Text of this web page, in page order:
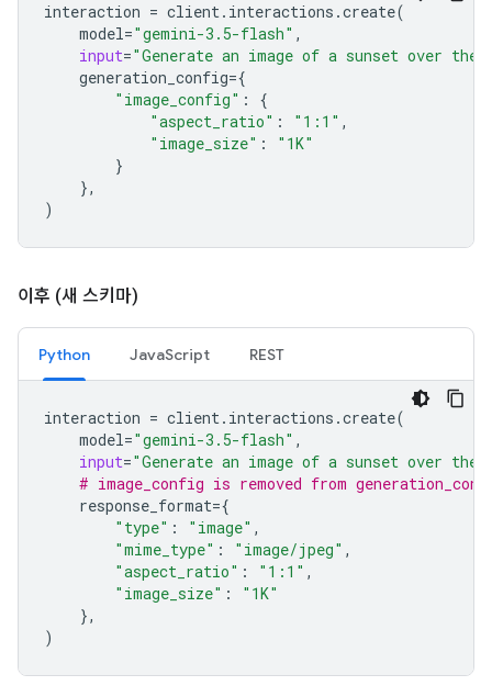
interaction = client. interactions .create(
model="gemini-3.5-flash" ,
input="Generate an image of a sunset over the
generation_config={
"image_config" :
{
"aspect_ratio" : "1:1" ,
"image_size" :
"1K"
}
},
)
이후 (새 스키마)
Python JavaScript REST
interaction = client. interactions .create(
model="gemini-3.5-flash" ,
input="Generate an image of a sunset over the
# image_config is removed from
response_format={
"type" : "image" ,
"mime_type" : "image/jpeg" ,
"aspect_ratio" : "1:1" ,
"image_size" :
"1K"
},
)